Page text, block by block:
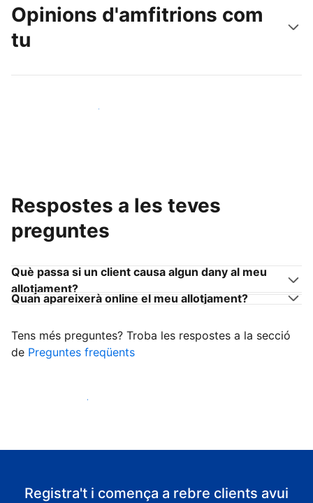
Opinions d'amfitrions com
tu
Uneix-te a amfitrions com tu
Respostes a les teves
preguntes
Què passa si un client causa algun dany al meu
allotjament?
Quan apareixerà online el meu allotjament?
Tens més preguntes? Troba les respostes a la secció
de Preguntes freqüents
Comença a rebre clients
Registra't i comença a rebre clients avui